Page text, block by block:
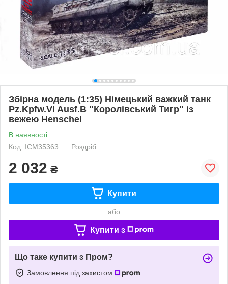
Збірна модель (1:35) Німецький важкий танк
Pz.Kpfw.VI Ausf.B "Королівський Тигр" із
вежею Henschel
В наявності
Код: ICM35363
Роздріб
2 032 ₴
Купити
або
Купити з
Що таке купити з Пром?
Замовлення під захистом